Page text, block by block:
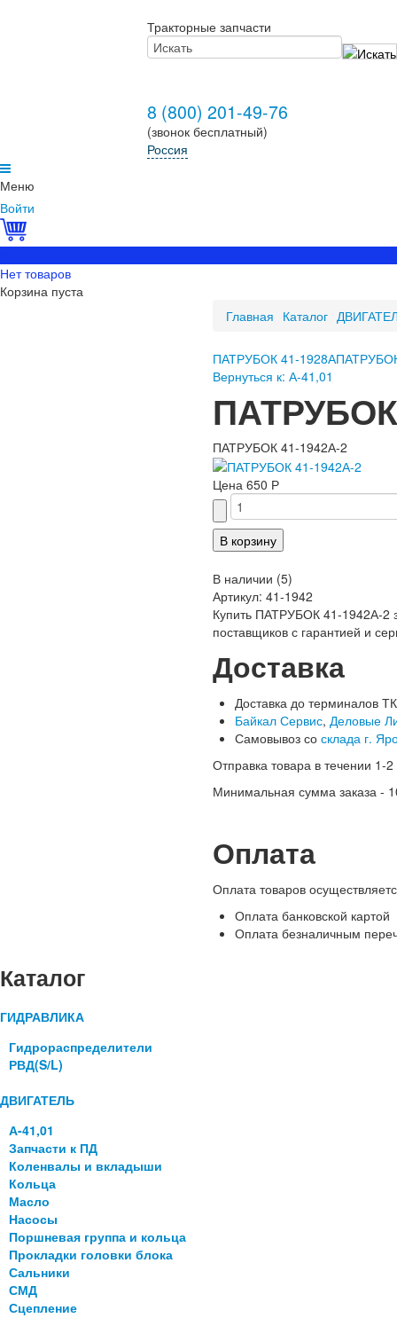
Тракторные запчасти
8 (800) 201-49-76
(звонок бесплатный)
Россия
Меню
Войти
Нет товаров
Корзина пуста
Главная Каталог
ПАТРУБОК 41-1928А
Вернуться к: А-41,01
ПАТРУБОК
ПАТРУБОК 41-1942А-2
Цена 650 Р
В наличии (5)
Артикул: 41-1942
Купить ПАТРУБОК 41-1942А-2
поставщиков с гарантией и
Доставка
Доставка до терминалов
Байкал Сервис, Деловые
Самовывоз со склада г.
Отправка товара в течении 1-
Минимальная сумма заказа -
Оплата
Оплата товаров
Оплата банковской картой
Оплата безналичным
Каталог
ГИДРАВЛИКА
Гидрораспределители
РВД(S/L)
ДВИГАТЕЛЬ
А-41,01
Запчасти к ПД
Коленвалы и вкладыши
Кольца
Масло
Насосы
Поршневая группа и кольца
Прокладки головки блока
Сальники
СМД
Сцепление